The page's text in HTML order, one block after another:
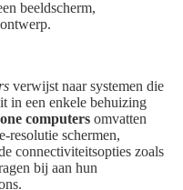
beeldscherm,
verwijst naar systemen die
in een enkele behuizing
computers omvatten
resolutie schermen,
connectiviteitsopties zoals
bij aan hun